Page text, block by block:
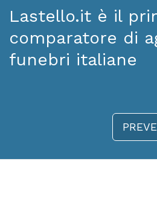
Lastello.it è il
comparatore di
funebri italiane